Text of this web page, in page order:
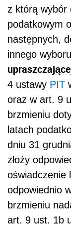
z którą wybór
podatkowym
następnych,
innego
4 ustawy PIT
oraz w art. 9
brzmieniu
latach
dniu 31
złoży
oświadczenie
odpowiednio
brzmieniu
art. 9 ust. 1b